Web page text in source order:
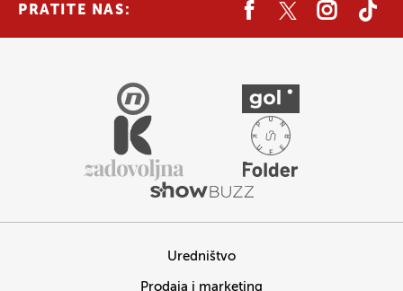
PRATITE NAS:
Uredništvo
Prodaja i marketing